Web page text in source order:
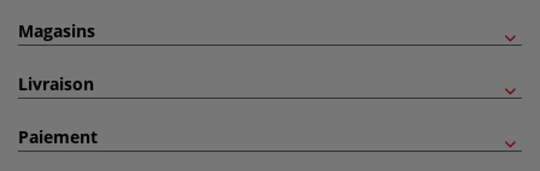
Magasins
Livraison
Paiement